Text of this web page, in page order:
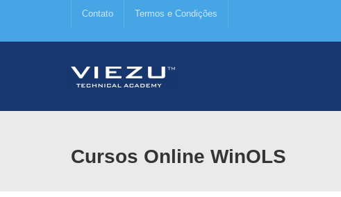
Contato Termos e Condições
Cursos Online WinOLS